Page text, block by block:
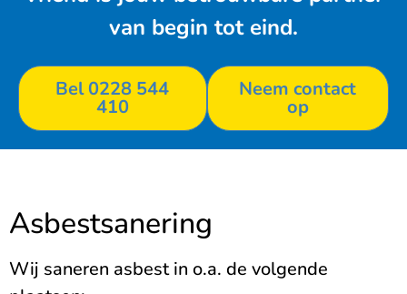
van begin tot eind.
Bel 0228 544
410
Neem contact
op
Asbestsanering
Wij saneren asbest in o.a. de volgende